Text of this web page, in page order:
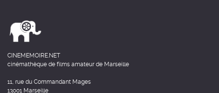
CINEMEMOIRE.NET
cinémathèque de films amateur de Marseille
11, rue du Commandant Mages
13001 Marseille